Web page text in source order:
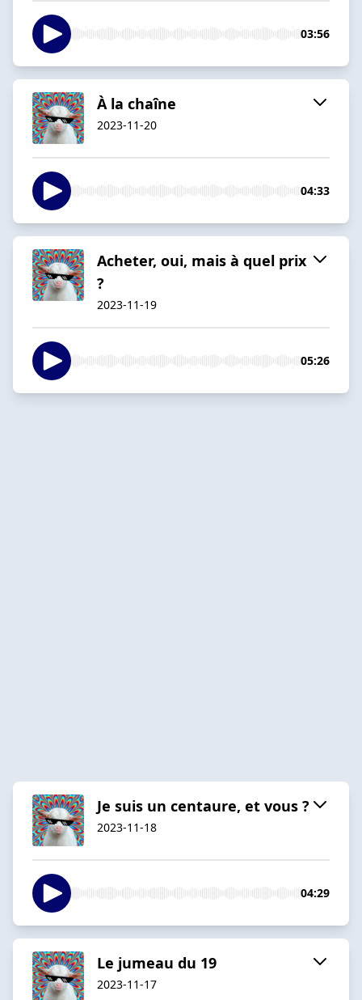
03:56
À la chaîne
2023-11-20
04:33
Acheter, oui, mais à quel prix
?
2023-11-19
05:26
Je suis un centaure, et vous ?
2023-11-18
04:29
Le jumeau du 19
2023-11-17